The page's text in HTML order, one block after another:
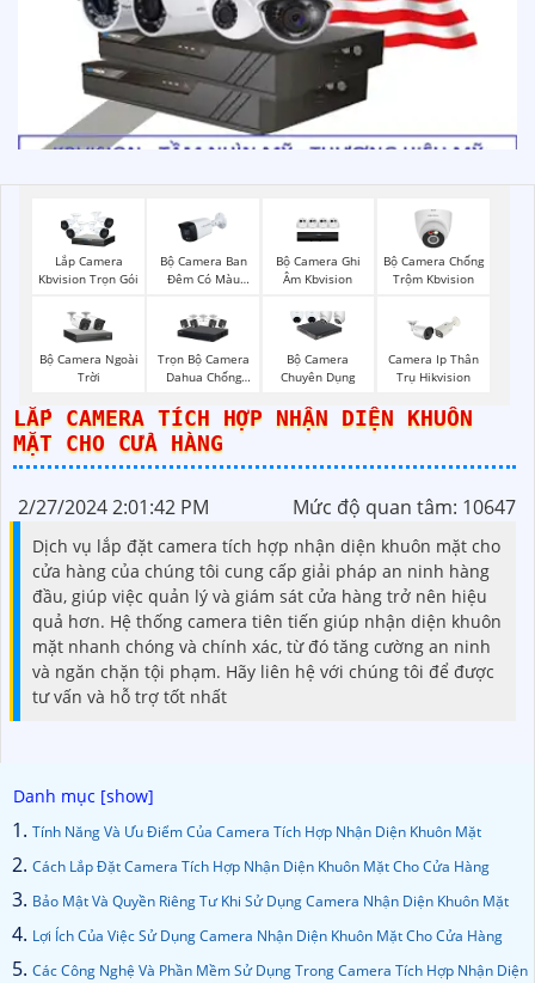
Lắp Camera
Kbvision Trọn Gói
Bộ Camera Ban
Đêm Có Màu
Bộ Camera Ghi
Âm Kbvision
Bộ Camera Chống
Trộm Kbvision
Bộ Camera Ngoài
Trời
Trọn Bộ Camera
Dahua Chống
Bộ Camera
Chuyên Dụng
Camera Ip Thân
Trụ Hikvision
LẮP CAMERA TÍCH HỢP NHẬN DIỆN KHUÔN
MẶT CHO CỬA HÀNG
2/27/2024 2:01:42 PM Mức độ quan tâm: 10647
Dịch vụ lắp đặt camera tích hợp nhận diện khuôn mặt cho
cửa hàng của chúng tôi cung cấp giải pháp an ninh hàng
đầu, giúp việc quản lý và giám sát cửa hàng trở nên hiệu
quả hơn. Hệ thống camera tiên tiến giúp nhận diện khuôn
mặt nhanh chóng và chính xác, từ đó tăng cường an ninh
và ngăn chặn tội phạm. Hãy liên hệ với chúng tôi để được
tư vấn và hỗ trợ tốt nhất
Tính Năng Và Ưu Điểm Của Camera Tích Hợp Nhận Diện Khuôn Mặt
Cách Lắp Đặt Camera Tích Hợp Nhận Diện Khuôn Mặt Cho Cửa Hàng
Bảo Mật Và Quyền Riêng Tư Khi Sử Dụng Camera Nhận Diện Khuôn Mặt
Lợi Ích Của Việc Sử Dụng Camera Nhận Diện Khuôn Mặt Cho Cửa Hàng
Các Công Nghệ Và Phần Mềm Sử Dụng Trong Camera Tích Hợp Nhận Diện